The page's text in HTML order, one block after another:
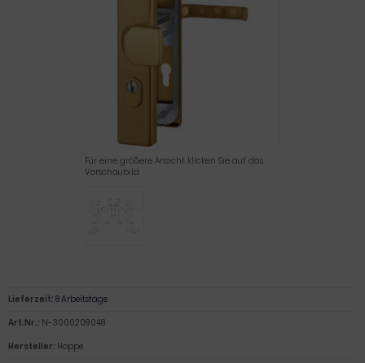
Für eine größere Ansicht klicken Sie auf das
Vorschaubild
Lieferzeit: 8 Arbeitstage
Art.Nr.: N-3000209048
Hersteller: Hoppe